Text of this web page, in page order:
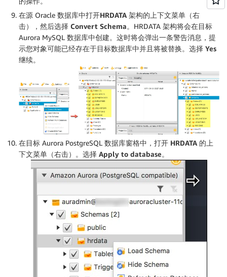
在源 Oracle 数据库中打开HRDATA 架构的上下文菜单（右
击），然后选择 Convert Schema。HRDATA 架构将会在目标
Aurora MySQL 数据库中创建。这时将会弹出一条警告消息，提
示您对象可能已经存在于目标数据库中并且将被替换。选择 Yes
继续。
在目标 Aurora PostgreSQL 数据库窗格中，打开 HRDATA 的上
下文菜单（右击）。选择 Apply to database。